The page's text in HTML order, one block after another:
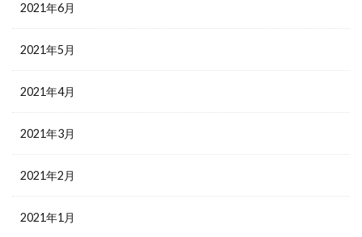
2021年6月
2021年5月
2021年4月
2021年3月
2021年2月
2021年1月